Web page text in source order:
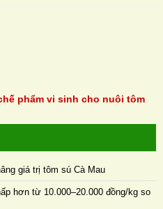
phẩm vi sinh cho nuôi tôm
giá trị tôm sú Cà Mau
hơn từ 10.000–20.000 đồng/kg so